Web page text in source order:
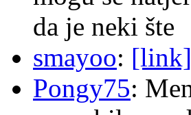
da je neki šte
smayoo: [link]
Pongy75: